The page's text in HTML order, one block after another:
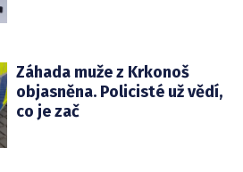
Záhada muže z Krkonoš
objasněna. Policisté už vědí,
co je zač